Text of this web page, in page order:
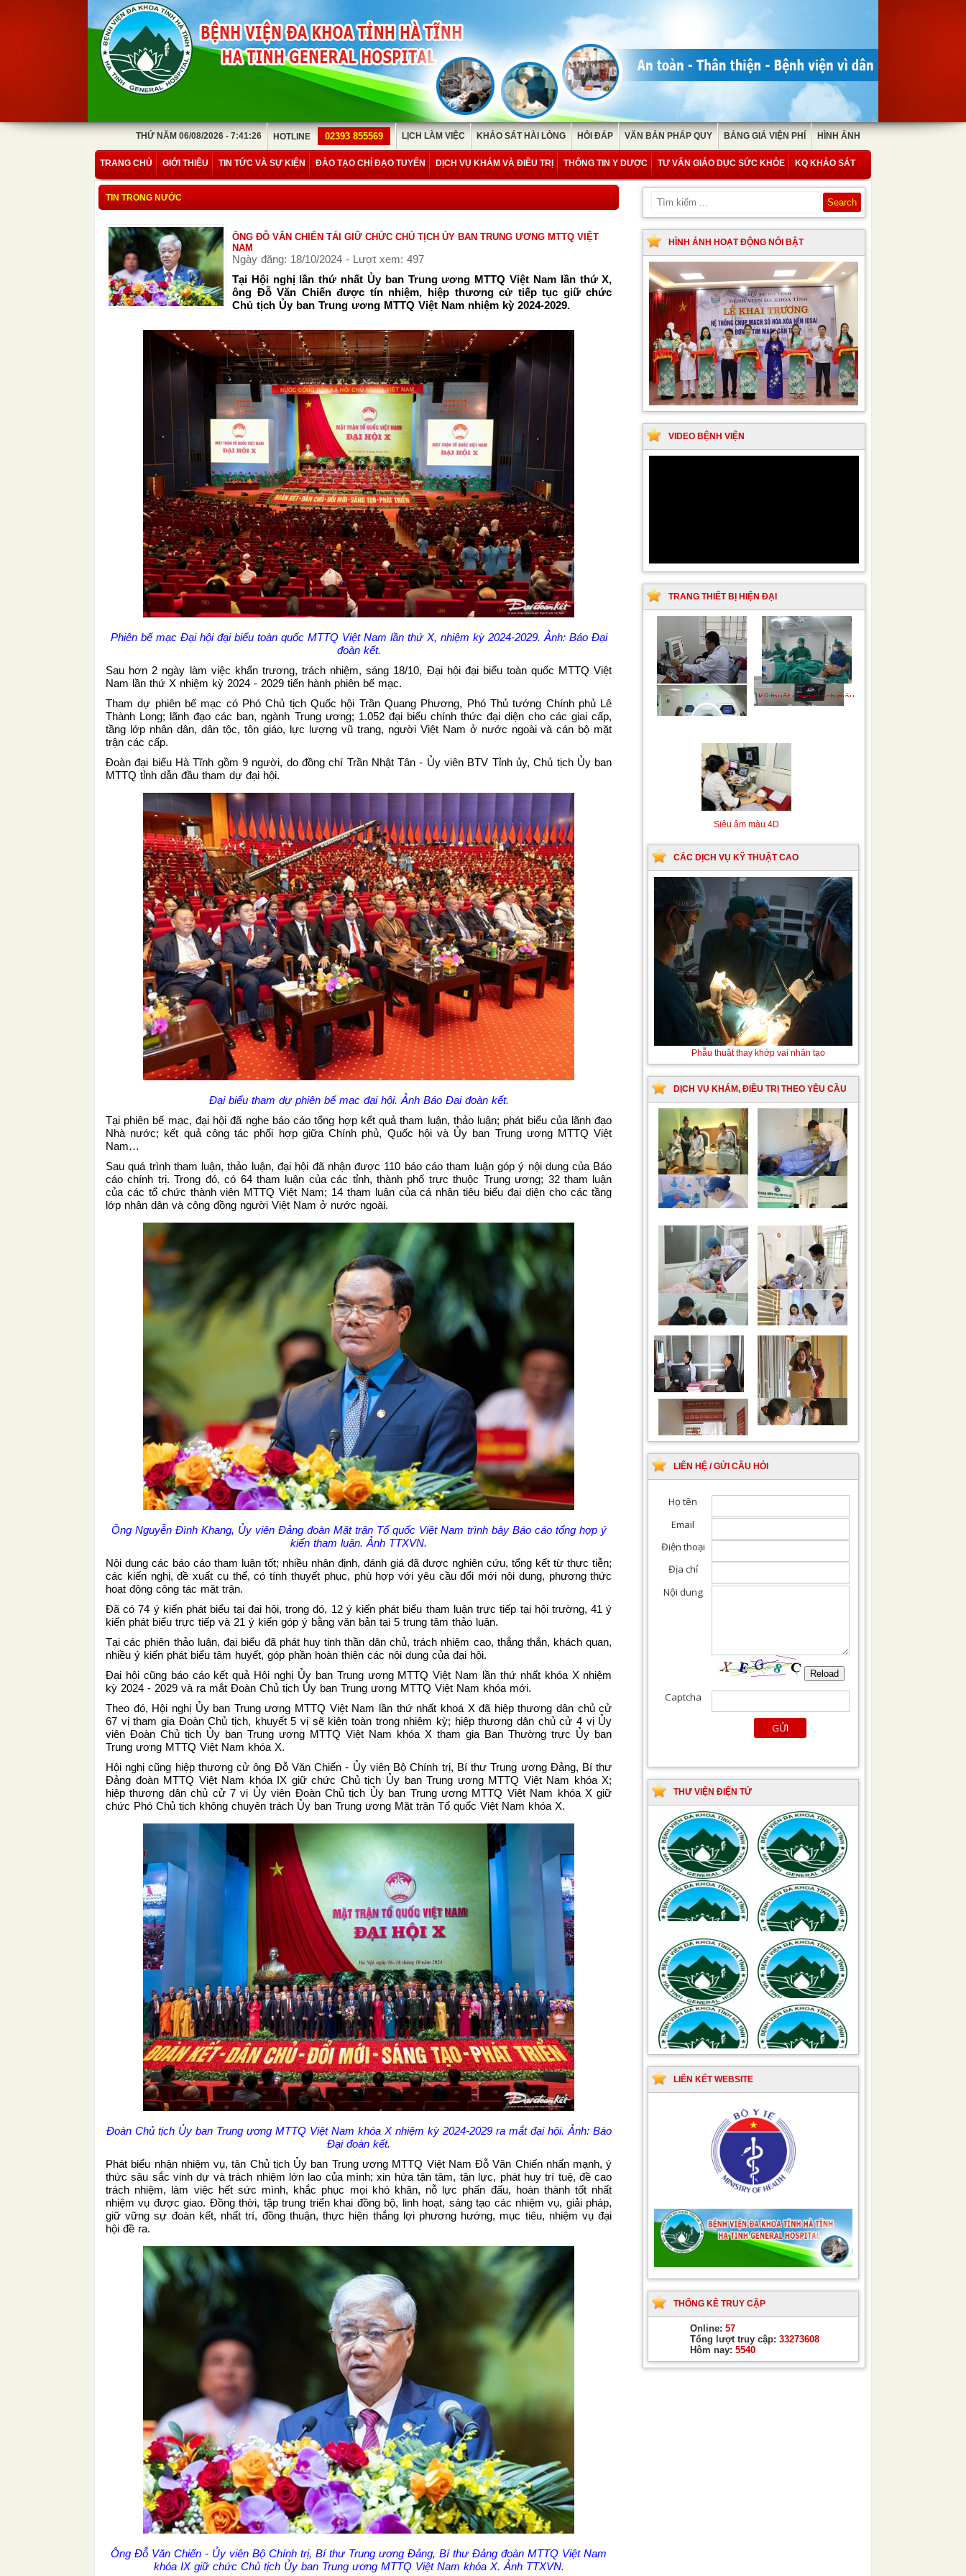
THỨ NĂM 06/08/2026 - 7:41:26 HOTLINE 02393 855569 LỊCH LÀM VIỆC KHẢO SÁT HÀI LÒNG HỎI ĐÁP VĂN BẢN PHÁP QUY BẢNG GIÁ VIỆN PHÍ HÌNH ẢNH
TRANG CHỦ GIỚI THIỆU TIN TỨC VÀ SỰ KIỆN ĐÀO TẠO CHỈ ĐẠO TUYẾN DỊCH VỤ KHÁM VÀ ĐIỀU TRỊ THÔNG TIN Y DƯỢC TƯ VẤN GIÁO DỤC SỨC KHỎE KQ KHẢO SÁT
TIN TRONG NƯỚC
ÔNG ĐỖ VĂN CHIẾN TÁI GIỮ CHỨC CHỦ TỊCH ỦY BAN TRUNG ƯƠNG MTTQ VIỆT
NAM
Ngày đăng: 18/10/2024 - Lượt xem: 497
Tại Hội nghị lần thứ nhất Ủy ban Trung ương MTTQ Việt Nam lần thứ X,
ông Đỗ Văn Chiến được tín nhiệm, hiệp thương cử tiếp tục giữ chức
Chủ tịch Ủy ban Trung ương MTTQ Việt Nam nhiệm kỳ 2024-2029.
Phiên bế mạc Đại hội đại biểu toàn quốc MTTQ Việt Nam lần thứ X, nhiệm kỳ 2024-2029. Ảnh: Báo Đại
đoàn kết.
Sau hơn 2 ngày làm việc khẩn trương, trách nhiệm, sáng 18/10, Đại hội đại biểu toàn quốc MTTQ Việt
Nam lần thứ X nhiệm kỳ 2024 - 2029 tiến hành phiên bế mạc.
Tham dự phiên bế mạc có Phó Chủ tịch Quốc hội Trần Quang Phương, Phó Thủ tướng Chính phủ Lê
Thành Long; lãnh đạo các ban, ngành Trung ương; 1.052 đại biểu chính thức đại diện cho các giai cấp,
tầng lớp nhân dân, dân tộc, tôn giáo, lực lượng vũ trang, người Việt Nam ở nước ngoài và cán bộ mặt
trận các cấp.
Đoàn đại biểu Hà Tĩnh gồm 9 người, do đồng chí Trần Nhật Tân - Ủy viên BTV Tỉnh ủy, Chủ tịch Ủy ban
MTTQ tỉnh dẫn đầu tham dự đại hội.
Đại biểu tham dự phiên bế mạc đại hội. Ảnh Báo Đại đoàn kết.
Tại phiên bế mạc, đại hội đã nghe báo cáo tổng hợp kết quả tham luận, thảo luận; phát biểu của lãnh đạo
Nhà nước; kết quả công tác phối hợp giữa Chính phủ, Quốc hội và Ủy ban Trung ương MTTQ Việt
Nam…
Sau quá trình tham luận, thảo luận, đại hội đã nhận được 110 báo cáo tham luận góp ý nội dung của Báo
cáo chính trị. Trong đó, có 64 tham luận của các tỉnh, thành phố trực thuộc Trung ương; 32 tham luận
của các tổ chức thành viên MTTQ Việt Nam; 14 tham luận của cá nhân tiêu biểu đại diện cho các tầng
lớp nhân dân và cộng đồng người Việt Nam ở nước ngoài.
Ông Nguyễn Đình Khang, Ủy viên Đảng đoàn Mặt trận Tổ quốc Việt Nam trình bày Báo cáo tổng hợp ý
kiến tham luận. Ảnh TTXVN.
Nội dung các báo cáo tham luận tốt; nhiều nhận định, đánh giá đã được nghiên cứu, tổng kết từ thực tiễn;
các kiến nghị, đề xuất cụ thể, có tính thuyết phục, phù hợp với yêu cầu đổi mới nội dung, phương thức
hoạt động công tác mặt trận.
Đã có 74 ý kiến phát biểu tại đại hội, trong đó, 12 ý kiến phát biểu tham luận trực tiếp tại hội trường, 41 ý
kiến phát biểu trực tiếp và 21 ý kiến góp ý bằng văn bản tại 5 trung tâm thảo luận.
Tại các phiên thảo luận, đại biểu đã phát huy tinh thần dân chủ, trách nhiệm cao, thẳng thắn, khách quan,
nhiều ý kiến phát biểu tâm huyết, góp phần hoàn thiện các nội dung của đại hội.
Đại hội cũng báo cáo kết quả Hội nghị Ủy ban Trung ương MTTQ Việt Nam lần thứ nhất khóa X nhiệm
kỳ 2024 - 2029 và ra mắt Đoàn Chủ tịch Ủy ban Trung ương MTTQ Việt Nam khóa mới.
Theo đó, Hội nghị Ủy ban Trung ương MTTQ Việt Nam lần thứ nhất khoá X đã hiệp thương dân chủ cử
67 vị tham gia Đoàn Chủ tịch, khuyết 5 vị sẽ kiện toàn trong nhiệm kỳ; hiệp thương dân chủ cử 4 vị Ủy
viên Đoàn Chủ tịch Ủy ban Trung ương MTTQ Việt Nam khóa X tham gia Ban Thường trực Ủy ban
Trung ương MTTQ Việt Nam khóa X.
Hội nghị cũng hiệp thương cử ông Đỗ Văn Chiến - Ủy viên Bộ Chính trị, Bí thư Trung ương Đảng, Bí thư
Đảng đoàn MTTQ Việt Nam khóa IX giữ chức Chủ tịch Ủy ban Trung ương MTTQ Việt Nam khóa X;
hiệp thương dân chủ cử 7 vị Ủy viên Đoàn Chủ tịch Ủy ban Trung ương MTTQ Việt Nam khóa X giữ
chức Phó Chủ tịch không chuyên trách Ủy ban Trung ương Mặt trận Tổ quốc Việt Nam khóa X.
Đoàn Chủ tịch Ủy ban Trung ương MTTQ Việt Nam khóa X nhiệm kỳ 2024-2029 ra mắt đại hội. Ảnh: Báo
Đại đoàn kết.
Phát biểu nhận nhiệm vụ, tân Chủ tịch Ủy ban Trung ương MTTQ Việt Nam Đỗ Văn Chiến nhấn mạnh, ý
thức sâu sắc vinh dự và trách nhiệm lớn lao của mình; xin hứa tận tâm, tận lực, phát huy trí tuệ, đề cao
trách nhiệm, làm việc hết sức mình, khắc phục mọi khó khăn, nỗ lực phấn đấu, hoàn thành tốt nhất
nhiệm vụ được giao. Đồng thời, tập trung triển khai đồng bộ, linh hoạt, sáng tạo các nhiệm vụ, giải pháp,
giữ vững sự đoàn kết, nhất trí, đồng thuận, thực hiện thắng lợi phương hướng, mục tiêu, nhiệm vụ đại
hội đề ra.
Ông Đỗ Văn Chiến - Ủy viên Bộ Chính trị, Bí thư Trung ương Đảng, Bí thư Đảng đoàn MTTQ Việt Nam
khóa IX giữ chức Chủ tịch Ủy ban Trung ương MTTQ Việt Nam khóa X. Ảnh TTXVN.
HÌNH ẢNH HOẠT ĐỘNG NỔI BẬT
VIDEO BỆNH VIỆN
TRANG THIẾT BỊ HIỆN ĐẠI
Siêu âm Doppler xuyên
sọ
Kỹ thuật chụp mạch máu
não bằng hệ thống chụp
Siêu âm màu 4D
CÁC DỊCH VỤ KỸ THUẬT CAO
Thay máu sơ sinh do bất đồng nhóm máu
DỊCH VỤ KHÁM, ĐIỀU TRỊ THEO YÊU CẦU
Trung tâm chăm sóc
mẹ bầu và sau sinh
Khám bệnh nhân mắc
các bệnh lý về xương,
khớp
Chiếu tia Plasma lạnh
hỗ trợ điều trị vết
thương
Khám bệnh nhân sau
phẫu thuật
Khám Ngoại khoa
Đội ngũ hướng dẫn
chuyên nghiệp, tận tình
LIÊN HỆ / GỬI CÂU HỎI
THƯ VIỆN ĐIỆN TỬ
Tài liệu Hướng dẫn
phòng ngừa nhiễm
khuẩn vết mổ
Hướng dẫn chẩn đoán
và điều trị một số bệnh
truyền nhiễm
Hướng dẫn quy trình kỹ
thuật Chuyên khoa
Phẫu thuật Tiết niệu
Hướng dẫn Quy trình
kỹ thuật Nhi khoa
LIÊN KẾT WEBSITE
THỐNG KÊ TRUY CẬP
Online: 57
Tổng lượt truy cập: 33273608
Hôm nay: 5540